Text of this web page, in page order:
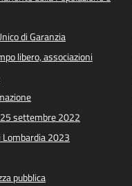
di Garanzia
libero, associazioni
settembre 2022
Lombardia 2023
pubblica